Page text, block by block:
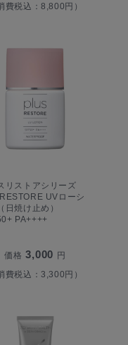
費税込：8,800円）
リストアシリーズ
UVローシ
日焼け止め）
PA++++
価格 3,000 円
費税込：3,300円）